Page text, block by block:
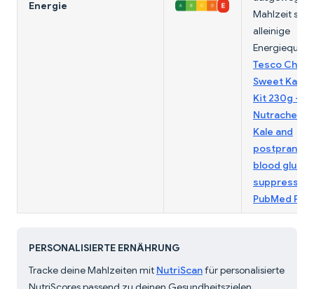
Energie
Mahlzeit
alleinige
Tesco
Sweet Kale
Kit 230g —
Nutracheck
Kale and
postprandial
blood
PubMed
PERSONALISIERTE ERNÄHRUNG
Tracke deine Mahlzeiten mit NutriScanfür personalisierte